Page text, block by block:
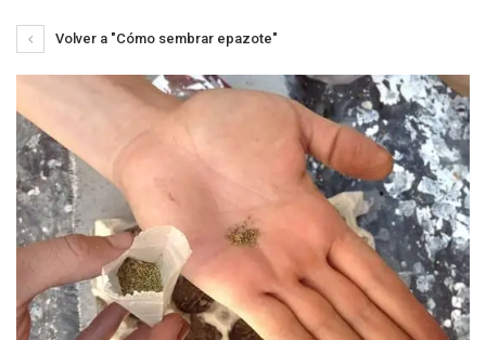
Volver a "Cómo sembrar epazote"